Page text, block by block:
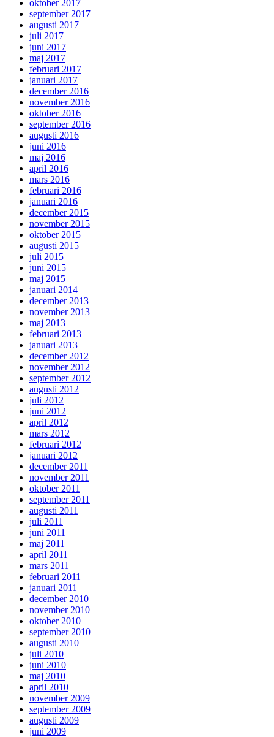
oktober 2017
september 2017
augusti 2017
juli 2017
juni 2017
maj 2017
februari 2017
januari 2017
december 2016
november 2016
oktober 2016
september 2016
augusti 2016
juni 2016
maj 2016
april 2016
mars 2016
februari 2016
januari 2016
december 2015
november 2015
oktober 2015
augusti 2015
juli 2015
juni 2015
maj 2015
januari 2014
december 2013
november 2013
maj 2013
februari 2013
januari 2013
december 2012
november 2012
september 2012
augusti 2012
juli 2012
juni 2012
april 2012
mars 2012
februari 2012
januari 2012
december 2011
november 2011
oktober 2011
september 2011
augusti 2011
juli 2011
juni 2011
maj 2011
april 2011
mars 2011
februari 2011
januari 2011
december 2010
november 2010
oktober 2010
september 2010
augusti 2010
juli 2010
juni 2010
maj 2010
april 2010
november 2009
september 2009
augusti 2009
juni 2009